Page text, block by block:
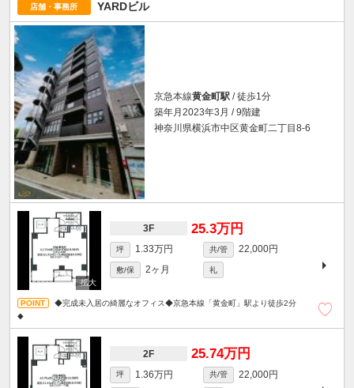
店舗・事務所 YARDビル
京急本線黄金町駅 / 徒歩1分
築年月2023年3月 / 9階建
神奈川県横浜市中区黄金町二丁目8-6
3F 25.3万円
坪 1.33万円 共/管 22,000円
敷/保 2ヶ月 礼
◆完成未入居の綺麗なオフィス◆京急本線「黄金町」駅より徒歩2分
◆
2F 25.74万円
坪 1.36万円 共/管 22,000円